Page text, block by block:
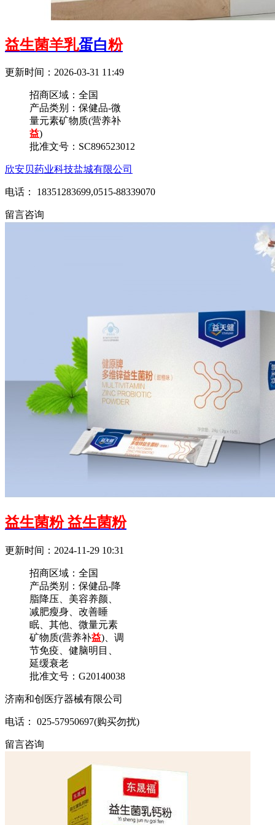
益生菌羊乳蛋白粉
更新时间：2026-03-31 11:49
招商区域： 全国
产品类别： 保健品-微
量元素矿物质(营养补
益)
批准文号： SC896523012
欣安贝药业科技盐城有限公司
电话： 18351283699,0515-88339070
留言咨询
益生菌粉 益生菌粉
更新时间：2024-11-29 10:31
招商区域： 全国
产品类别： 保健品-降
脂降压、美容养颜、
减肥瘦身、改善睡
眠、其他、微量元素
矿物质(营养补益)、调
节免疫、健脑明目、
延缓衰老
批准文号： G20140038
济南和创医疗器械有限公司
电话： 025-57950697(购买勿扰)
留言咨询